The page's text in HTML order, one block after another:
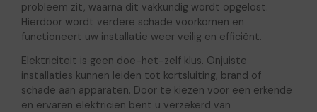
probleem zit, waarna dit vakkundig wordt opgelost.
Hierdoor wordt verdere schade voorkomen en
functioneert uw installatie weer veilig en efficiënt.
Elektriciteit is geen doe-het-zelf klus. Onjuiste
installaties kunnen leiden tot kortsluiting, brand of
schade aan apparaten. Door te kiezen voor een erkende
en ervaren elektricien bent u verzekerd van